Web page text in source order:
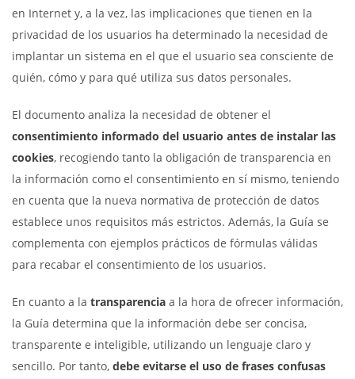
en Internet y, a la vez, las implicaciones que tienen en la
privacidad de los usuarios ha determinado la necesidad de
implantar un sistema en el que el usuario sea consciente de
quién, cómo y para qué utiliza sus datos personales.
El documento analiza la necesidad de obtener el
consentimiento informado del usuario antes de instalar las
cookies, recogiendo tanto la obligación de transparencia en
la información como el consentimiento en sí mismo, teniendo
en cuenta que la nueva normativa de protección de datos
establece unos requisitos más estrictos. Además, la Guía se
complementa con ejemplos prácticos de fórmulas válidas
para recabar el consentimiento de los usuarios.
En cuanto a la transparencia a la hora de ofrecer información,
la Guía determina que la información debe ser concisa,
transparente e inteligible, utilizando un lenguaje claro y
sencillo. Por tanto, debe evitarse el uso de frases confusas